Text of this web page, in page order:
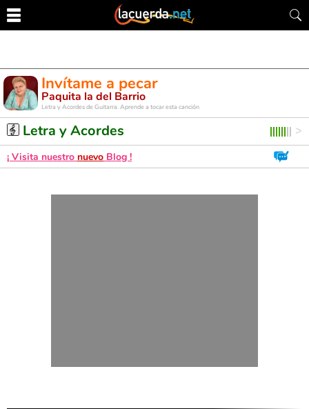
Invítame a pecar
Paquita la del Barrio
Letra y Acordes de Guitarra. Aprende a tocar esta canción
Letra y Acordes
¡ Visita nuestro nuevo Blog !